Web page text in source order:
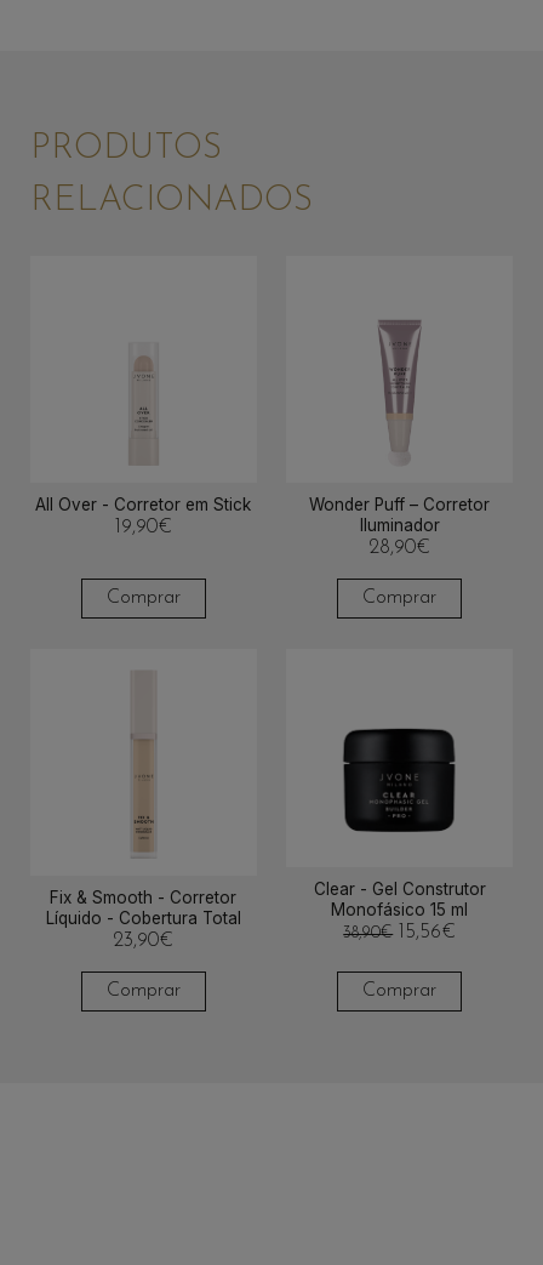
PRODUTOS
RELACIONADOS
All Over - Corretor em Stick
19,90€
Comprar
Wonder Puff – Corretor
Iluminador
28,90€
Comprar
Fix & Smooth - Corretor
Líquido - Cobertura Total
23,90€
Comprar
Clear - Gel Construtor
Monofásico 15 ml
38,90€ 15,56€
Comprar